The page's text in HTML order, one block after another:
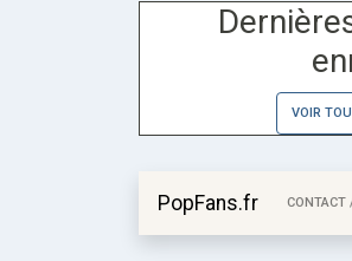
VOIR
PopFans.fr CONTACT